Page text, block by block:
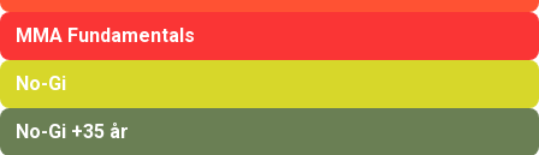
MMA Fundamentals
No-Gi
No-Gi +35 år